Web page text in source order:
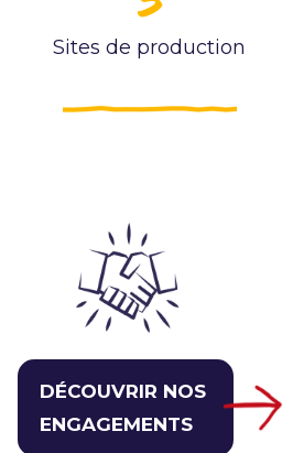
Sites de production
DÉCOUVRIR NOS
ENGAGEMENTS